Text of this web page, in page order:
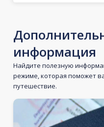
информация
Найдите полезную
режиме, которая поможет
путешествие.